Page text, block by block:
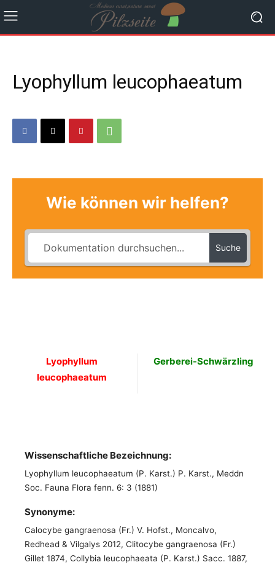
Lyophyllum leucophaeatum
Wie können wir helfen?
Suche
Lyophyllum
leucophaeatum
Gerberei-Schwärzling
Wissenschaftliche Bezeichnung:
Lyophyllum leucophaeatum (P. Karst.) P. Karst., Meddn
Soc. Fauna Flora fenn. 6: 3 (1881)
Synonyme:
Calocybe gangraenosa (Fr.) V. Hofst., Moncalvo,
Redhead & Vilgalys 2012, Clitocybe gangraenosa (Fr.)
Gillet 1874, Collybia leucophaeata (P. Karst.) Sacc. 1887,